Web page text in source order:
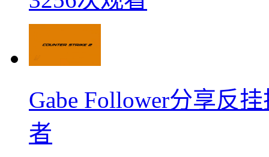
Gabe Follower分享反
者